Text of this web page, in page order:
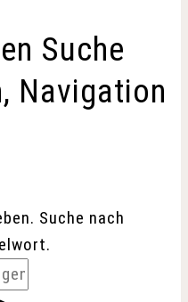
Suche
Navigation
Suche nach